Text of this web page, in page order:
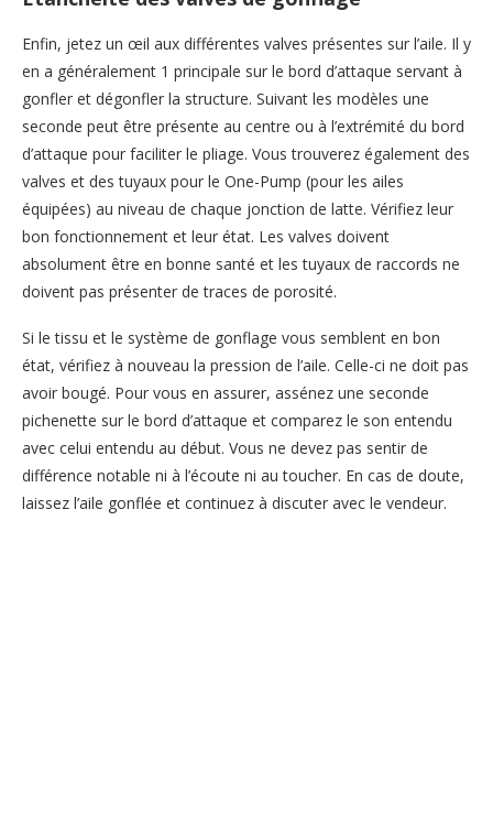
Enfin, jetez un œil aux différentes valves présentes sur l’aile. Il y
en a généralement 1 principale sur le bord d’attaque servant à
gonfler et dégonfler la structure. Suivant les modèles une
seconde peut être présente au centre ou à l’extrémité du bord
d’attaque pour faciliter le pliage. Vous trouverez également des
valves et des tuyaux pour le One-Pump (pour les ailes
équipées) au niveau de chaque jonction de latte. Vérifiez leur
bon fonctionnement et leur état. Les valves doivent
absolument être en bonne santé et les tuyaux de raccords ne
doivent pas présenter de traces de porosité.
Si le tissu et le système de gonflage vous semblent en bon
état, vérifiez à nouveau la pression de l’aile. Celle-ci ne doit pas
avoir bougé. Pour vous en assurer, assénez une seconde
pichenette sur le bord d’attaque et comparez le son entendu
avec celui entendu au début. Vous ne devez pas sentir de
différence notable ni à l’écoute ni au toucher. En cas de doute,
laissez l’aile gonflée et continuez à discuter avec le vendeur.